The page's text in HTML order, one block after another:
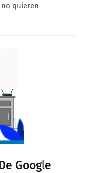
quieren
Google